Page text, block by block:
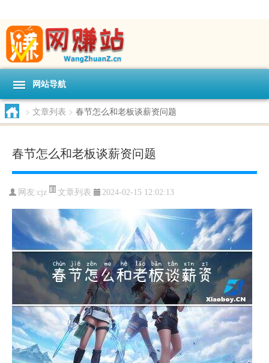
网站导航
> 文章列表 > 春节怎么和老板谈薪资问题
春节怎么和老板谈薪资问题
网友:cjz 文章列表 2024-02-15 12:02:13